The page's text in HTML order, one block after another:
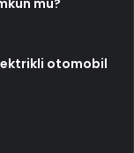
otomobil